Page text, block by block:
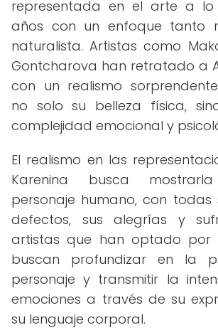
representada en el arte a
años con un enfoque tanto
naturalista. Artistas como
Gontcharova han retratado a
con un realismo
no solo su belleza física,
complejidad emocional y
El realismo en las
Karenina busca
personaje humano, con todas
defectos, sus alegrías y
artistas que han optado por
buscan profundizar en la
personaje y transmitir la
emociones a través de su
su lenguaje corporal.